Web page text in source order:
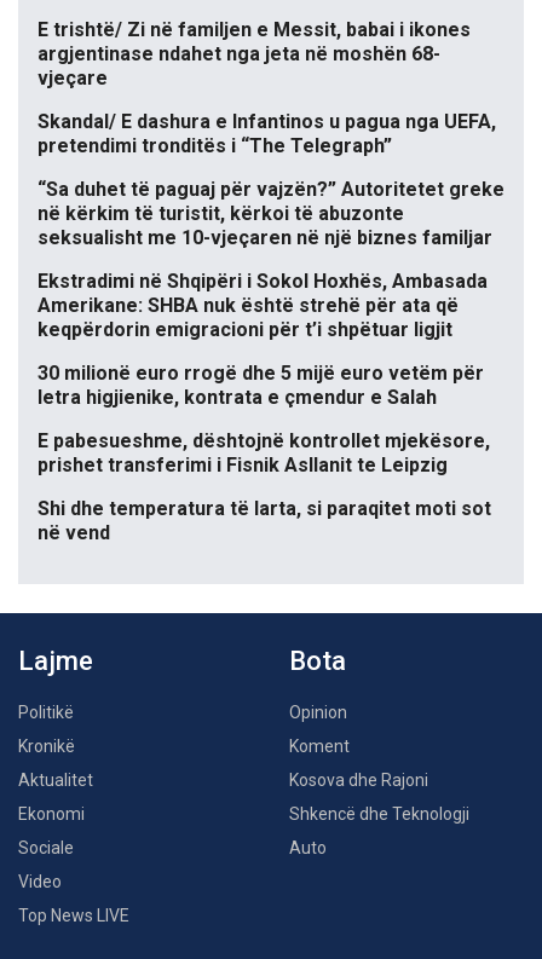
E trishtë/ Zi në familjen e Messit, babai i ikones
argjentinase ndahet nga jeta në moshën 68-
vjeçare
Skandal/ E dashura e Infantinos u pagua nga UEFA,
pretendimi tronditës i “The Telegraph”
“Sa duhet të paguaj për vajzën?” Autoritetet greke
në kërkim të turistit, kërkoi të abuzonte
seksualisht me 10-vjeçaren në një biznes familjar
Ekstradimi në Shqipëri i Sokol Hoxhës, Ambasada
Amerikane: SHBA nuk është strehë për ata që
keqpërdorin emigracioni për t’i shpëtuar ligjit
30 milionë euro rrogë dhe 5 mijë euro vetëm për
letra higjienike, kontrata e çmendur e Salah
E pabesueshme, dështojnë kontrollet mjekësore,
prishet transferimi i Fisnik Asllanit te Leipzig
Shi dhe temperatura të larta, si paraqitet moti sot
në vend
Lajme
Politikë
Kronikë
Aktualitet
Ekonomi
Sociale
Video
Top News LIVE
Bota
Opinion
Koment
Kosova dhe Rajoni
Shkencë dhe Teknologji
Auto